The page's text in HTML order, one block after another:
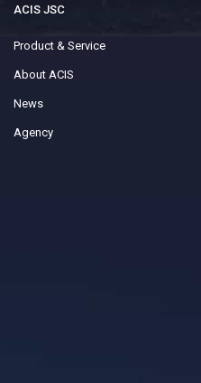
ACIS JSC
Product & Service
About ACIS
News
Agency